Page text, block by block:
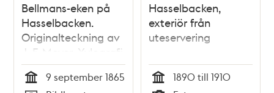
Bellmans-eken på
Hasselbacken.
Originalteckning av
J. F. Meyer. Xylografi
i Illustrerad Tidning,
nr 36 den 9
9 september 1865
Hasselbacken,
exteriör från
uteservering
1890 till 1910